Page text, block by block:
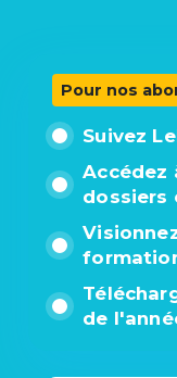
Pour nos
Suivez
Accédez
dossiers
de